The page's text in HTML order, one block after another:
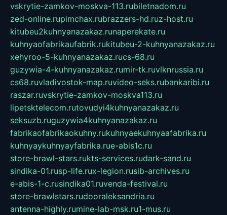
vskrytie-zamkov-moskva-113.rubiletnadom.ru
zed-online.rupimchax.rubrazzers-hd.ruz-host.ru
kitubeu2kuhnyanazakaz.runaperekate.ru
kuhnyaofabrikaufabrik.rukitubeu-2-kuhnyanazakaz.ru
xehyroo-5-kuhnyanazakaz.rucs-68.ru
guzywia-4-kuhnyanazakaz.rumir-tk.ruvlknrussia.ru
cs68.ruvladivostok-map.ruvideo-seks.rubankaribi.ru
raszar.ruvskrytie-zamkov-moskva113.ru
lipetsktelecom.rutovudyi4kuhnyanazakaz.ru
seksuzb.ruguzywia4kuhnyanazakaz.ru
fabrikaofabrikaokuhny.rukuhnyaekuhnyaafabrika.ru
kuhnyaykuhnyayfabrika.rue-abis1c.ru
store-brawl-stars.rukts-services.rudark-sand.ru
sindika-01.rusp-life.rux-legion.rusib-archives.ru
e-abis-1-c.rusindika01.ruvenda-festival.ru
store-brawlstars.rudooraleksandria.ru
antenna-highly.rumine-lab-msk.ru1-mus.ru